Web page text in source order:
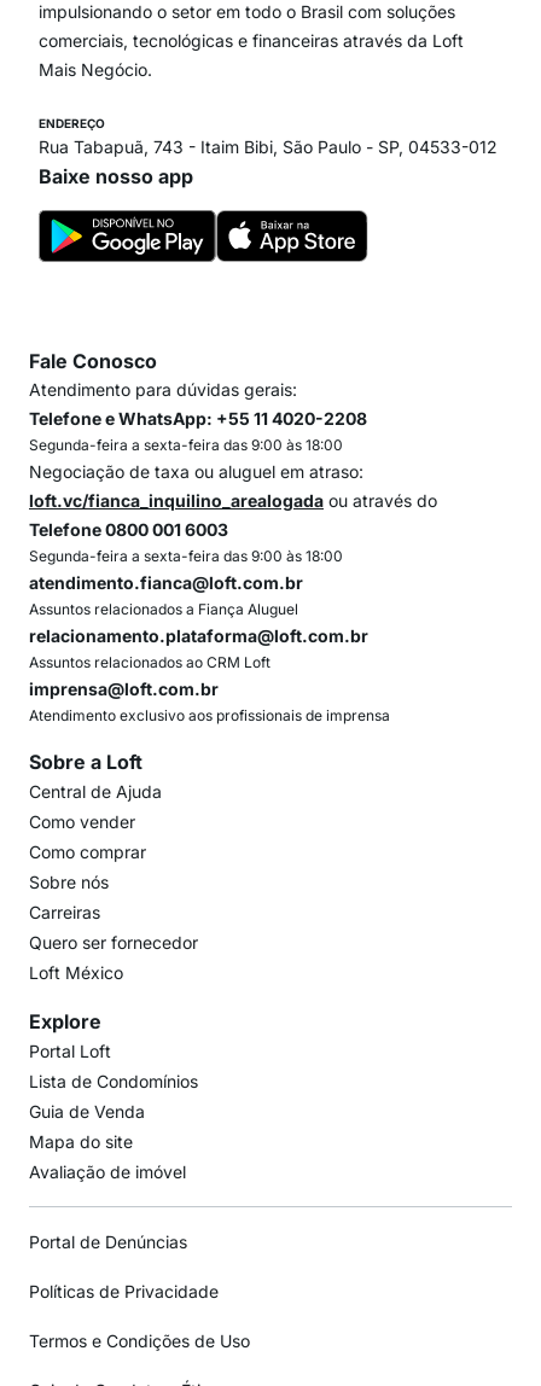
Itaim Bibi
impulsionando o setor em todo o Brasil com soluções
comerciais, tecnológicas e financeiras através da Loft
Mais Negócio.
ENDEREÇO
Rua Tabapuã, 743 - Itaim Bibi, São Paulo - SP, 04533-012
Baixe nosso app
Fale Conosco
Atendimento para dúvidas gerais:
Telefone e WhatsApp: +55 11 4020-2208
Segunda-feira a sexta-feira das 9:00 às 18:00
Negociação de taxa ou aluguel em atraso:
loft.vc/fianca_inquilino_arealogada ou através do
Telefone 0800 001 6003
Segunda-feira a sexta-feira das 9:00 às 18:00
atendimento.fianca@loft.com.br
Assuntos relacionados a Fiança Aluguel
relacionamento.plataforma@loft.com.br
Assuntos relacionados ao CRM Loft
imprensa@loft.com.br
Atendimento exclusivo aos profissionais de imprensa
Sobre a Loft
Central de Ajuda
Como vender
Como comprar
Sobre nós
Carreiras
Quero ser fornecedor
Loft México
Explore
Portal Loft
Lista de Condomínios
Guia de Venda
Mapa do site
Avaliação de imóvel
Portal de Denúncias
Políticas de Privacidade
Termos e Condições de Uso